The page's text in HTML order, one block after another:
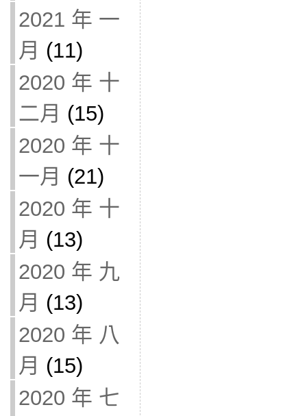
2021 年 一
月 (11)
2020 年 十
二月 (15)
2020 年 十
一月 (21)
2020 年 十
月 (13)
2020 年 九
月 (13)
2020 年 八
月 (15)
2020 年 七